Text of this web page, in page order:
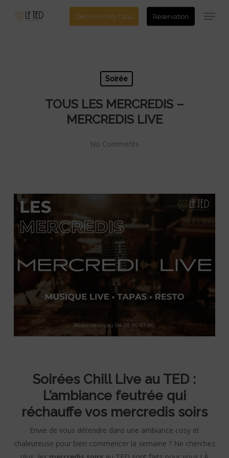
Découvrir My Casa Réservation Menu
Soirée
TOUS LES MERCREDIS –
MERCREDIS LIVE
No Comments
Soirées Chill Live au TED :
L’ambiance feutrée qui
réchauffe vos mercredis soirs
Envie de vous détendre dans une ambiance cosy et
chaleureuse pour bien commencer la semaine ? Ne cherchez